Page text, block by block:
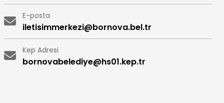
E-posta
iletisimmerkezi@bornova.bel.tr
Kep Adresi
bornovabelediye@hs01.kep.tr